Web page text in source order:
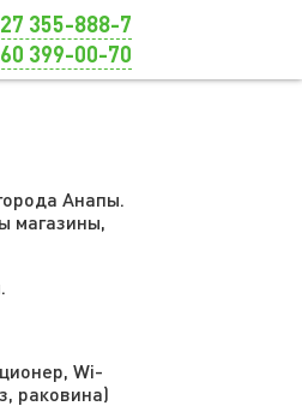
355-888-7
399-00-70
Анапы.
магазины,
Wi-
раковина)